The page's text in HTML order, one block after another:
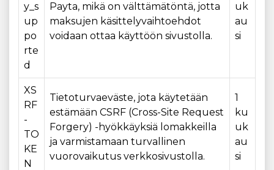
y_s
up
po
rte
d
Payta, mikä on välttämätöntä, jotta
maksujen käsittelyvaihtoehdot
voidaan ottaa käyttöön sivustolla.
uk
au
si
XS
RF
-
TO
KE
N
Tietoturvaeväste, jota käytetään
estämään CSRF (Cross-Site Request
Forgery) -hyökkäyksiä lomakkeilla
ja varmistamaan turvallinen
vuorovaikutus verkkosivustolla.
1
ku
uk
au
si